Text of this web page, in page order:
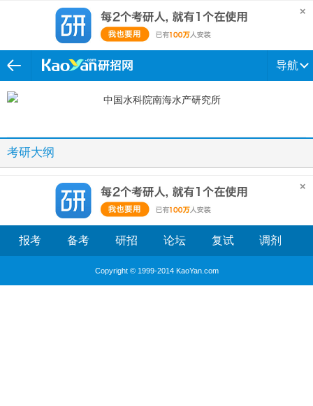
导航
考研大纲
报考 备考 研招 论坛 复试 调剂
Copyright © 1999-2014 KaoYan.com